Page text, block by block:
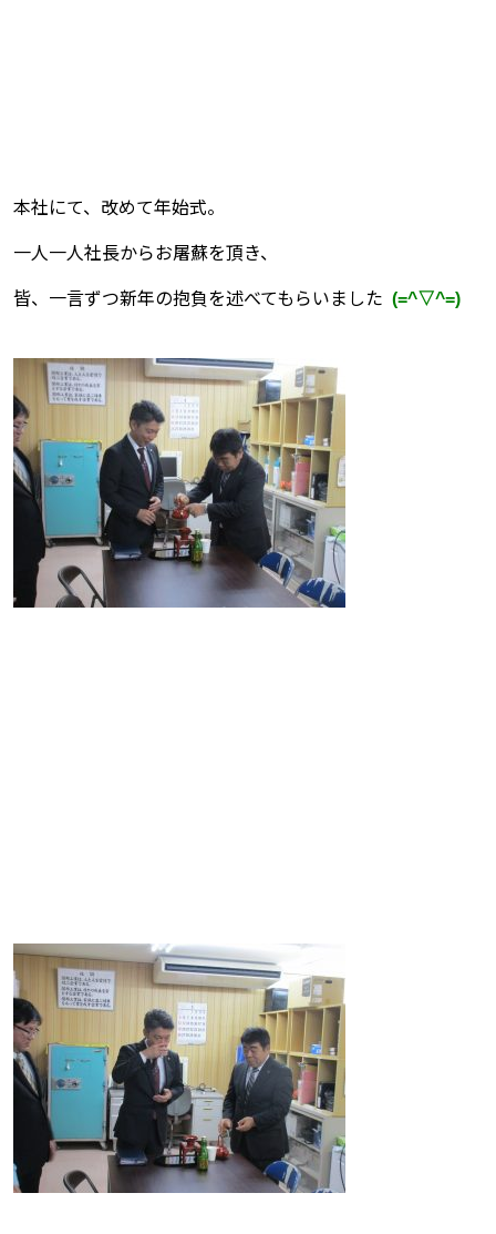
本社にて、改めて年始式。
一人一人社長からお屠蘇を頂き、
皆、一言ずつ新年の抱負を述べてもらいました (=^▽^=)